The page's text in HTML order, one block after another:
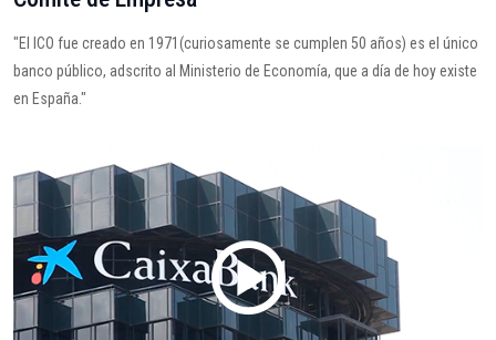
"El ICO fue creado en 1971(curiosamente se cumplen 50 años) es el único
banco público, adscrito al Ministerio de Economía, que a día de hoy existe
en España."